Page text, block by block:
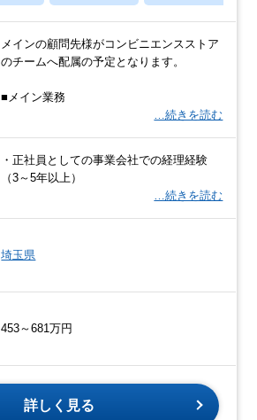
メインの顧問先様がコンビニエンスストア
のチームへ配属の予定となります。
■メイン業務
…続きを読む
・正社員としての事業会社での経理経験
（3～5年以上）
…続きを読む
埼玉県
453～681万円
詳しく見る